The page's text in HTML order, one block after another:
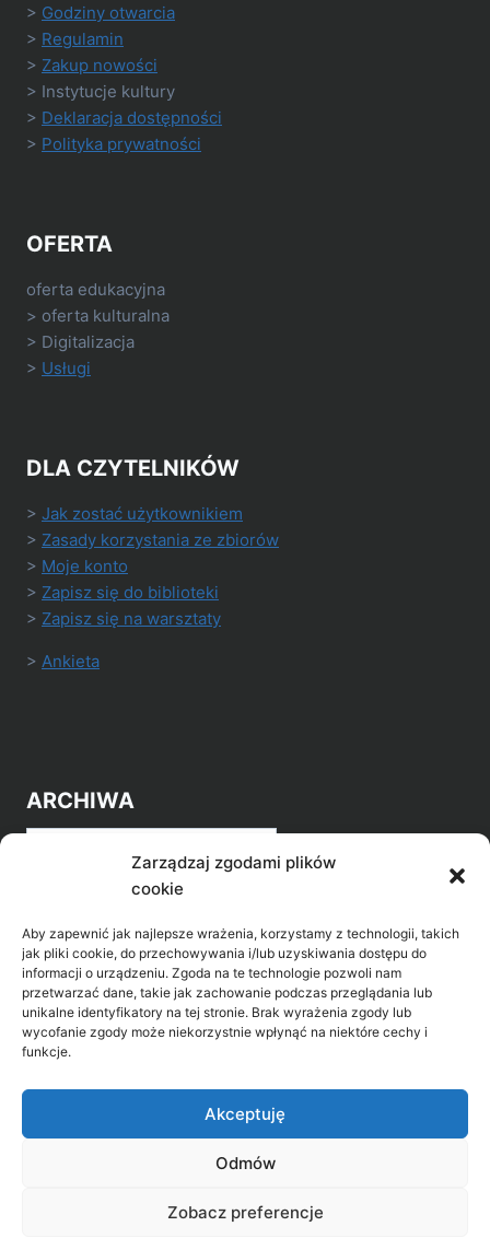
Zarządzaj zgodami plików
cookie
Aby zapewnić jak najlepsze wrażenia, korzystamy z technologii, takich
jak pliki cookie, do przechowywania i/lub uzyskiwania dostępu do
informacji o urządzeniu. Zgoda na te technologie pozwoli nam
przetwarzać dane, takie jak zachowanie podczas przeglądania lub
unikalne identyfikatory na tej stronie. Brak wyrażenia zgody lub
wycofanie zgody może niekorzystnie wpłynąć na niektóre cechy i
funkcje.
Akceptuję
Odmów
Zobacz preferencje
> Godziny otwarcia
> Regulamin
> Zakup nowości
> Instytucje kultury
> Deklaracja dostępności
> Polityka prywatności
OFERTA
oferta edukacyjna
> oferta kulturalna
> Digitalizacja
> Usługi
DLA CZYTELNIKÓW
> Jak zostać użytkownikiem
> Zasady korzystania ze zbiorów
> Moje konto
> Zapisz się do biblioteki
> Zapisz się na warsztaty
> Ankieta
ARCHIWA
Archiwa
POZNAJ LEPIEJ NASZ REGION
>Gołdap Mazurski Zdrój
31, 19-500 Gołdap